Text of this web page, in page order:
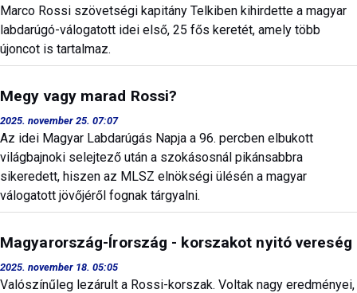
Marco Rossi szövetségi kapitány Telkiben kihirdette a magyar
labdarúgó-válogatott idei első, 25 fős keretét, amely több
újoncot is tartalmaz.
Megy vagy marad Rossi?
2025. november 25. 07:07
Az idei Magyar Labdarúgás Napja a 96. percben elbukott
világbajnoki selejtező után a szokásosnál pikánsabbra
sikeredett, hiszen az MLSZ elnökségi ülésén a magyar
válogatott jövőjéről fognak tárgyalni.
Magyarország-Írország - korszakot nyitó vereség
2025. november 18. 05:05
Valószínűleg lezárult a Rossi-korszak. Voltak nagy eredményei,